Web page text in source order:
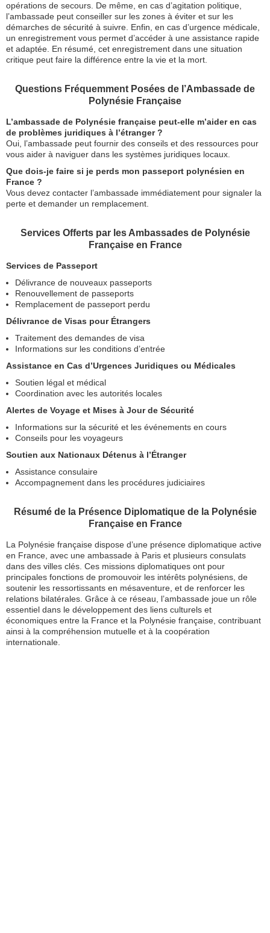
opérations de secours. De même, en cas d’agitation politique,
l’ambassade peut conseiller sur les zones à éviter et sur les
démarches de sécurité à suivre. Enfin, en cas d’urgence médicale,
un enregistrement vous permet d’accéder à une assistance rapide
et adaptée. En résumé, cet enregistrement dans une situation
critique peut faire la différence entre la vie et la mort.
Questions Fréquemment Posées de l’Ambassade de
Polynésie Française
L’ambassade de Polynésie française peut-elle m’aider en cas
de problèmes juridiques à l’étranger ?
Oui, l’ambassade peut fournir des conseils et des ressources pour
vous aider à naviguer dans les systèmes juridiques locaux.
Que dois-je faire si je perds mon passeport polynésien en
France ?
Vous devez contacter l’ambassade immédiatement pour signaler la
perte et demander un remplacement.
Services Offerts par les Ambassades de Polynésie
Française en France
Services de Passeport
Délivrance de nouveaux passeports
Renouvellement de passeports
Remplacement de passeport perdu
Délivrance de Visas pour Étrangers
Traitement des demandes de visa
Informations sur les conditions d’entrée
Assistance en Cas d’Urgences Juridiques ou Médicales
Soutien légal et médical
Coordination avec les autorités locales
Alertes de Voyage et Mises à Jour de Sécurité
Informations sur la sécurité et les événements en cours
Conseils pour les voyageurs
Soutien aux Nationaux Détenus à l’Étranger
Assistance consulaire
Accompagnement dans les procédures judiciaires
Résumé de la Présence Diplomatique de la Polynésie
Française en France
La Polynésie française dispose d’une présence diplomatique active
en France, avec une ambassade à Paris et plusieurs consulats
dans des villes clés. Ces missions diplomatiques ont pour
principales fonctions de promouvoir les intérêts polynésiens, de
soutenir les ressortissants en mésaventure, et de renforcer les
relations bilatérales. Grâce à ce réseau, l’ambassade joue un rôle
essentiel dans le développement des liens culturels et
économiques entre la France et la Polynésie française, contribuant
ainsi à la compréhension mutuelle et à la coopération
internationale.